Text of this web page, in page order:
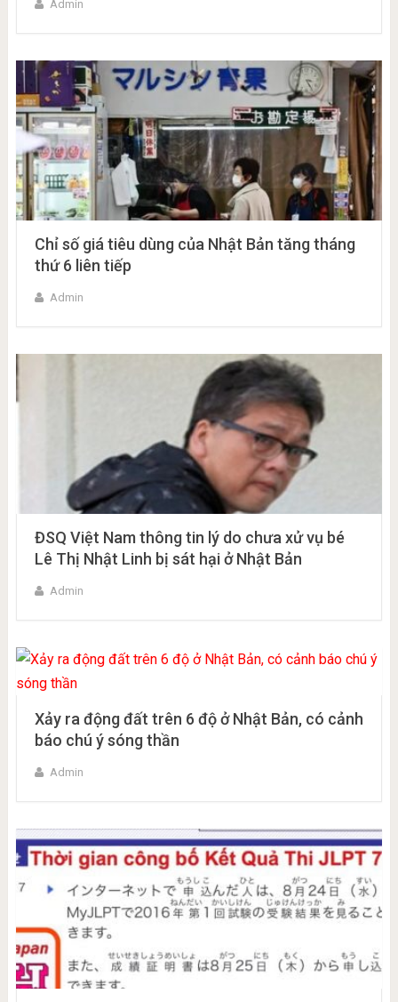
Admin
Chỉ số giá tiêu dùng của Nhật Bản tăng tháng
thứ 6 liên tiếp
Admin
ĐSQ Việt Nam thông tin lý do chưa xử vụ bé
Lê Thị Nhật Linh bị sát hại ở Nhật Bản
Admin
Xảy ra động đất trên 6 độ ở Nhật Bản, có cảnh
báo chú ý sóng thần
Admin